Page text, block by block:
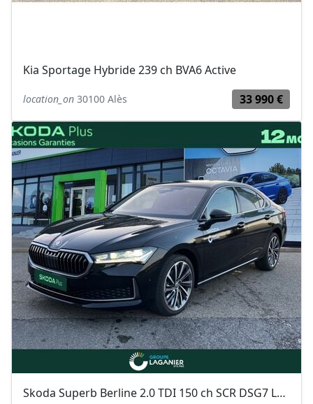
Kia Sportage Hybride 239 ch BVA6 Active
location_on 30100 Alès 33 990 €
Skoda Superb Berline 2.0 TDI 150 ch SCR DSG7 Laurin & Klement